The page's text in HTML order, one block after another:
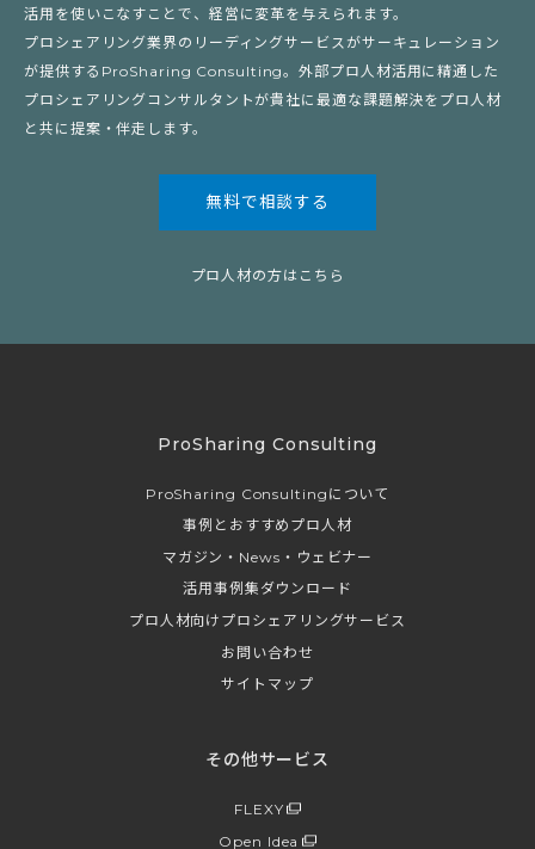
活用を使いこなすことで、経営に変革を与えられます。
プロシェアリング業界のリーディングサービスがサーキュレーション
が提供するProSharing Consulting。外部プロ人材活用に精通した
プロシェアリングコンサルタントが貴社に最適な課題解決をプロ人材
と共に提案・伴走します。
無料で相談する
プロ人材の方はこちら
ProSharing Consulting
ProSharing Consultingについて
事例とおすすめプロ人材
マガジン・News・ウェビナー
活用事例集ダウンロード
プロ人材向けプロシェアリングサービス
お問い合わせ
サイトマップ
その他サービス
FLEXY
Open Idea